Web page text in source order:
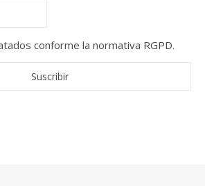
conforme la normativa RGPD.